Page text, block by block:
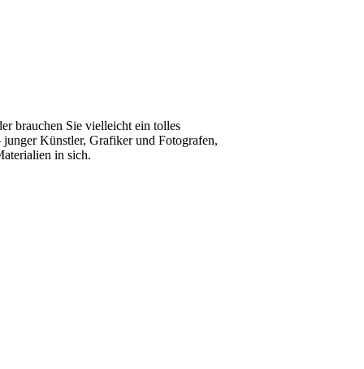
brauchen Sie vielleicht ein tolles
Künstler, Grafiker und Fotografen,
in sich.